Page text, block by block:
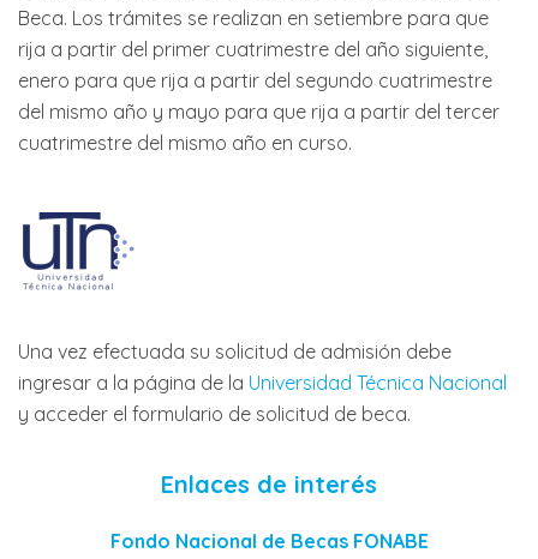
Beca. Los trámites se realizan en setiembre para que
rija a partir del primer cuatrimestre del año siguiente,
enero para que rija a partir del segundo cuatrimestre
del mismo año y mayo para que rija a partir del tercer
cuatrimestre del mismo año en curso.
Una vez efectuada su solicitud de admisión debe
ingresar a la página de la Universidad Técnica Nacional
y acceder el formulario de solicitud de beca.
Enlaces de interés
Fondo Nacional de Becas FONABE